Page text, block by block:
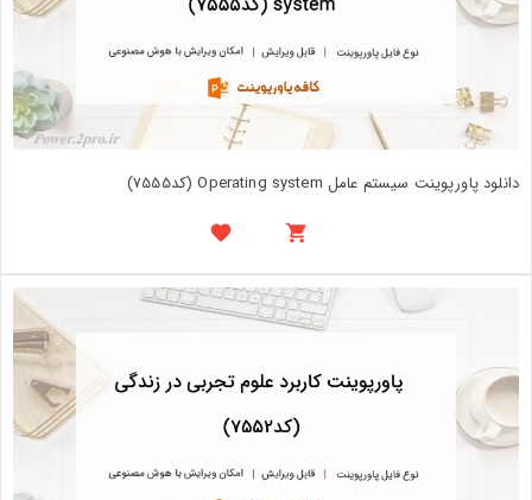
دانلود پاورپوینت سيستم عامل Operating system (کد7555)